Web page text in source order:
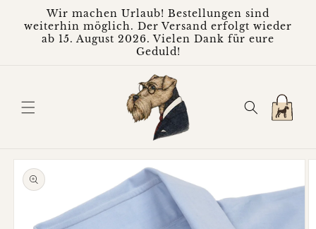
Inhalt
Wir machen Urlaub! Bestellungen sind
weiterhin möglich. Der Versand erfolgt wieder
ab 15. August 2026. Vielen Dank für eure
Geduld!
Warenkorb